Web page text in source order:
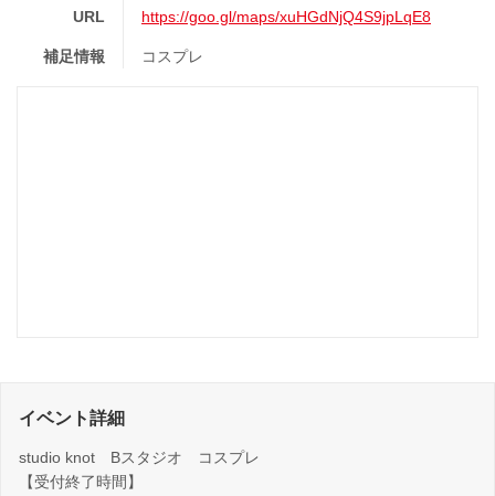
URL https://goo.gl/maps/xuHGdNjQ4S9jpLqE8
補足情報 コスプレ
イベント詳細
studio knot Bスタジオ コスプレ
【受付終了時間】